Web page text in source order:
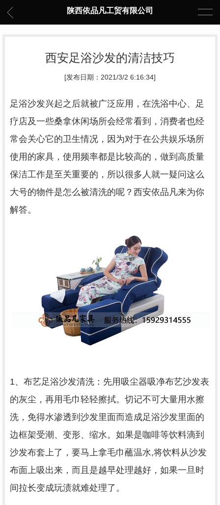
陕西依品凡工贸有限公司
西安足浴沙发的清洁技巧
[发布日期：2021/3/2 6:16:34]
足浴沙发兴起之后就被广泛应用，在洗浴中心、足
疗店及一些桑拿休闲场所会经常看到，消费者也经
常会关心它的卫生情况，因为对于在公共娱乐场所
使用的家具，使用频率都是比较高的，做到高质量
保洁工作是至关重要的，所以很多人就一疑问这么
大号的物件是怎么被清洗的呢？西安依品凡来为你
解答。
1、布艺足浴沙发清洗：先用吸尘器吸净布艺沙发表
的灰尘，再用毛巾轻轻擦拭。切记不可大量用水擦
洗，免得水渗透到沙发里面而造成足浴沙发里面的
边框架受潮、变形、缩水。如果是咖啡等饮料滴到
沙发布套上了，要马上拿毛巾蘸温水,将饮料从沙发
布面上吸出来，而且是越早处理越好，如果一旦时
间拉长变成玩渍就难处理了。